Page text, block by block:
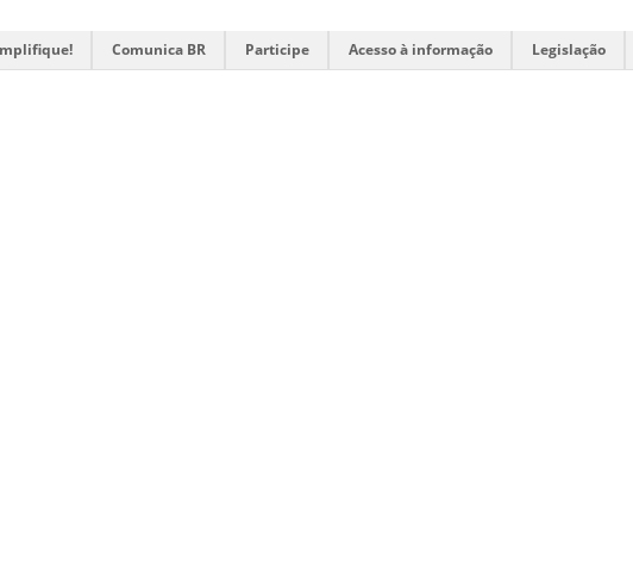
Comunica BR Participe Acesso à informação Legislação